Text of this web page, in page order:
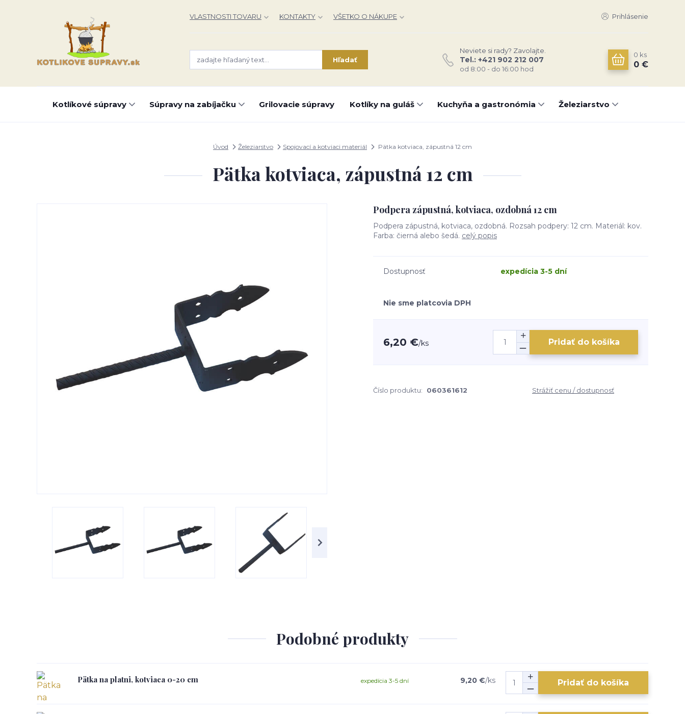
VLASTNOSTI TOVARU KONTAKTY VŠETKO O NÁKUPE Prihlásenie
Hľadať
Neviete si rady? Zavolajte.
Tel.: +421 902 212 007
od 8:00 - do 16:00 hod
0 ks
0 €
Kotlíkové súpravy Súpravy na zabíjačku Grilovacie súpravy Kotlíky na guláš Kuchyňa a gastronómia Železiarstvo
Úvod Železiarstvo Spojovací a kotviaci materiál Pätka kotviaca, zápustná 12 cm
Pätka kotviaca, zápustná 12 cm
Podpera zápustná, kotviaca, ozdobná 12 cm
Podpera zápustná, kotviaca, ozdobná. Rozsah podpery: 12 cm. Materiál: kov.
Farba: čierná alebo šedá. celý popis
Dostupnosť expedícia 3-5 dní
Nie sme platcovia DPH
6,20 €/ks Pridať do košíka
Číslo produktu: 060361612 Strážiť cenu / dostupnosť
Podobné produkty
Pätka na platni, kotviaca 0-20 cm 9,20 €/ks
expedícia 3-5 dní Pridať do košíka